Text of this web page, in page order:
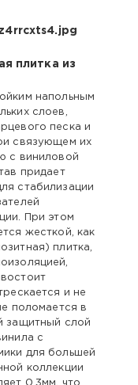
плитка из
напольным
слоев,
песка и
связующем их
с виниловой
придает
стабилизации
При этом
жесткой, как
плитка,
и не
поломается в
защитный слой
с
для большей
коллекции
0,3мм, что